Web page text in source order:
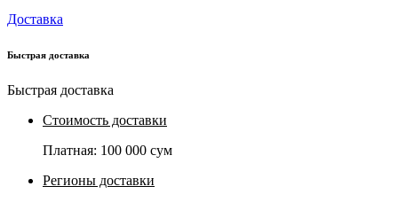
Доставка
Быстрая доставка
Быстрая доставка
Стоимость доставки
Платная: 100 000 сум
Регионы доставки